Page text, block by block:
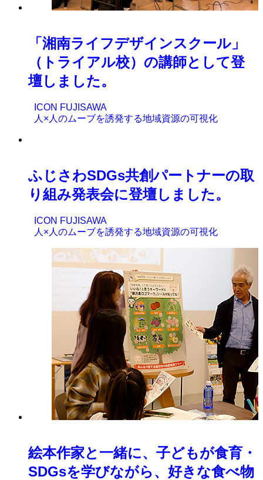
「湘南ライフデザインスクール」
（トライアル校）の講師として登
壇しました。
ICON FUJISAWA
人×人のムーブを誘発する地域資源の可視化
ふじさわSDGs共創パートナーの取
り組み発表会に登壇しました。
ICON FUJISAWA
人×人のムーブを誘発する地域資源の可視化
絵本作家と一緒に、子どもが食育・
SDGsを学びながら、好きな食べ物